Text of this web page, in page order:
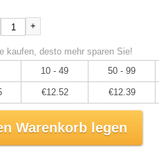
+
kaufen, desto mehr sparen Sie!
10 - 49 50 - 99
€12.52 €12.39
Warenkorb legen